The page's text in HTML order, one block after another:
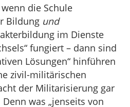
die Schule
Bildung und
im Dienste
fungiert – dann sind
Lösungen“ hinführen
zivil-militärischen
der Militarisierung gar
was „jenseits von